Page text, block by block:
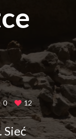
0 12
Sieć